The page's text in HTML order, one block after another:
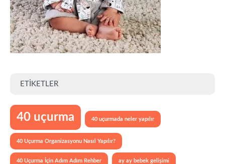
ETIKETLER
40 uçurma 40 uçurmada neler yapılır
40 Uçurma Organizasyonu Nasıl Yapılır?
40 Uçurma İçin Adım Adım Rehber ay ay bebek gelişimi